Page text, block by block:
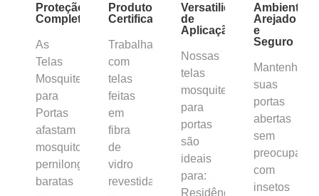
Proteção
Completa
As
Telas
Mosquiteiras
para
Portas
afastam
mosquitos,
pernilongos,
baratas
Produto
Certificado
Trabalhamos
com
telas
feitas
em
fibra
de
vidro
revestida
Versatilidade
de
Aplicação
Nossas
telas
mosquiteiras
para
portas
são
ideais
para:
Residências
Ambiente
Arejado
e
Seguro
Mantenha
suas
portas
abertas
sem
preocupação
com
insetos